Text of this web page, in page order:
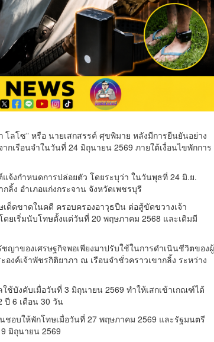
โลโซ” หรือ นายเสกสรรค์ ศุขพิมาย หลังมีการยืนยันอย่าง
กเรือนจำในวันที่ 24 มิถุนายน 2569 ภายใต้เงื่อนไขพักการ
จ้งกำหนดการปล่อยตัว โดยระบุว่า ในวันพุธที่ 24 มิ.ย.
ลิ้ง อำเภอแก่งกระจาน จังหวัดเพชรบุรี
เด็ดขาดในคดี ครอบครองอาวุธปืน ต่อสู้ขัดขวางเจ้า
ยเริ่มนับโทษตั้งแต่วันที่ 20 พฤษภาคม 2568 และเดิมมี
ญาของเศรษฐกิจพอเพียงมาปรับใช้ในการดำเนินชีวิตของผู้
องค์เจ้าพัชรกิติยาภา ณ เรือนจำชั่วคราวเขากลิ้ง ระหว่าง
บังคับเมื่อวันที่ 3 มิถุนายน 2569 ทำให้เสกเข้าเกณฑ์ได้
ปี 6 เดือน 30 วัน
อบให้พักโทษเมื่อวันที่ 27 พฤษภาคม 2569 และรัฐมนตรี
มิถุนายน 2569